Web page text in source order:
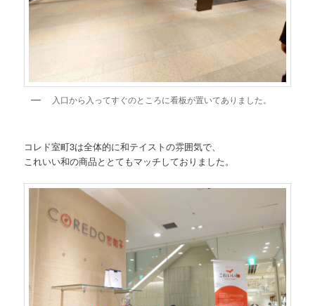
入口から入ってすぐのところに看板が置いてありました。
コレド室町3は全体的に和テイストの雰囲気で、
これいい和の商品ととてもマッチしておりました。